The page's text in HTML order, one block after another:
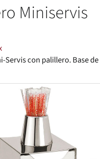
Miniservis
Servis con palillero. Base